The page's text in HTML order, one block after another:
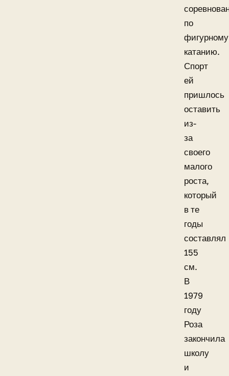
по
фигурному
катанию.
Спорт
ей
пришлось
оставить
из-
за
своего
малого
роста,
который
в те
годы
составлял
155
см.
В
1979
году
Роза
закончила
школу
и